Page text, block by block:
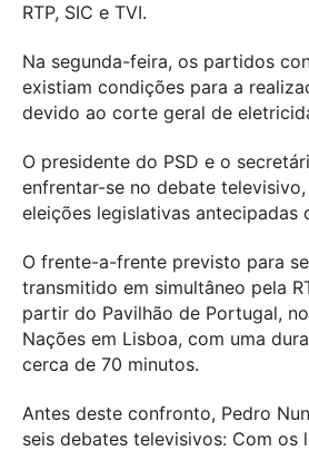
RTP, SIC e TVI.
Na segunda-feira, os partidos
existiam condições para a
devido ao corte geral de
O presidente do PSD e o
enfrentar-se no debate
eleições legislativas antecipadas
O frente-a-frente previsto para
transmitido em simultâneo pela
partir do Pavilhão de Portugal,
Nações em Lisboa, com uma
cerca de 70 minutos.
Antes deste confronto, Pedro
seis debates televisivos: Com os